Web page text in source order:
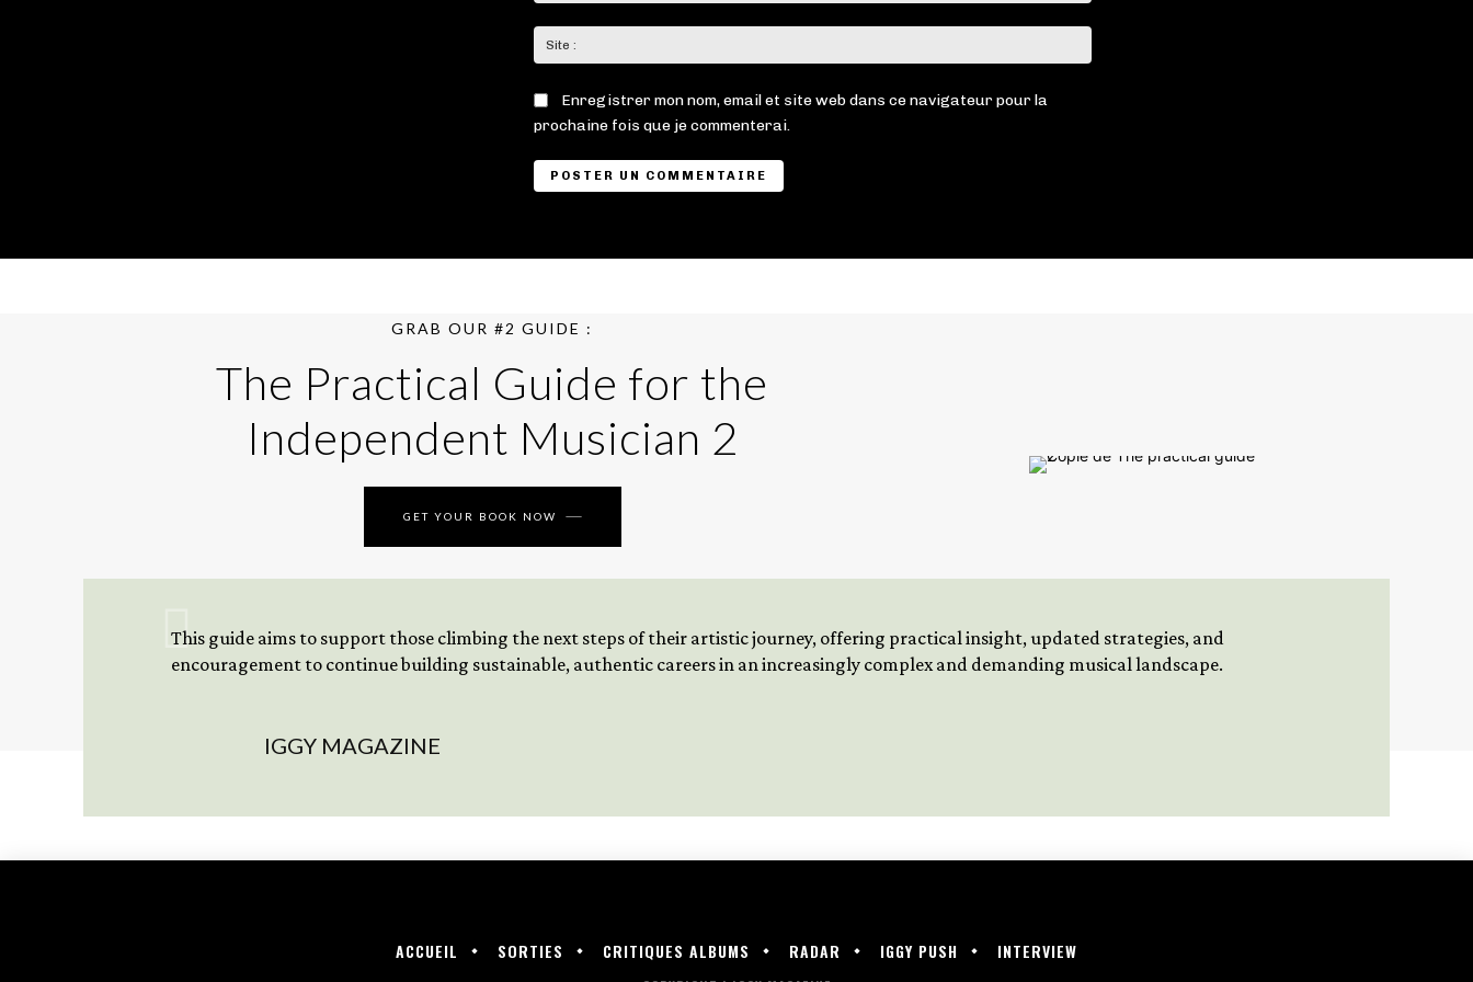
:
Enregistrer mon nom, email et site web dans ce navigateur pour la
prochaine fois que je commenterai.
GRAB OUR #2 GUIDE :
The Practical Guide for the
Independent Musician 2
GET YOUR BOOK NOW
This guide aims to support those climbing the next steps of their artistic journey, offering practical insight, updated strategies, and
encouragement to continue building sustainable, authentic careers in an increasingly complex and demanding musical landscape.
IGGY MAGAZINE
ACCUEIL SORTIES CRITIQUES ALBUMS RADAR IGGY PUSH INTERVIEW